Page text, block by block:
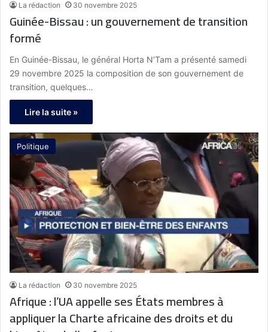
La rédaction 30 novembre 2025
Guinée-Bissau : un gouvernement de transition
formé
En Guinée-Bissau, le général Horta N’Tam a présenté samedi
29 novembre 2025 la composition de son gouvernement de
transition, quelques…
Lire la suite »
Politique
La rédaction 30 novembre 2025
Afrique : l’UA appelle ses États membres à
appliquer la Charte africaine des droits et du